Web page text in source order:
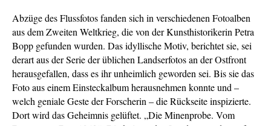
Abzüge des Flussfotos fanden sich in verschiedenen Fotoalben
aus dem Zweiten Weltkrieg, die von der Kunsthistorikerin Petra
Bopp gefunden wurden. Das idyllische Motiv, berichtet sie, sei
derart aus der Serie der üblichen Landserfotos an der Ostfront
herausgefallen, dass es ihr unheimlich geworden sei. Bis sie das
Foto aus einem Einsteckalbum herausnehmen konnte und –
welch geniale Geste der Forscherin – die Rückseite inspizierte.
Dort wird das Geheimnis gelüftet. „Die Minenprobe. Vom